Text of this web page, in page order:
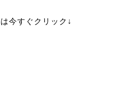
今すぐクリック↓